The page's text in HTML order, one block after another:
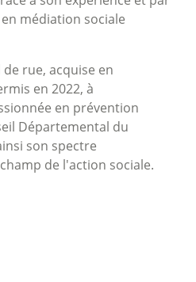
médiation sociale
rue, acquise en
en 2022, à
en prévention
Départemental du
son spectre
de l'action sociale.